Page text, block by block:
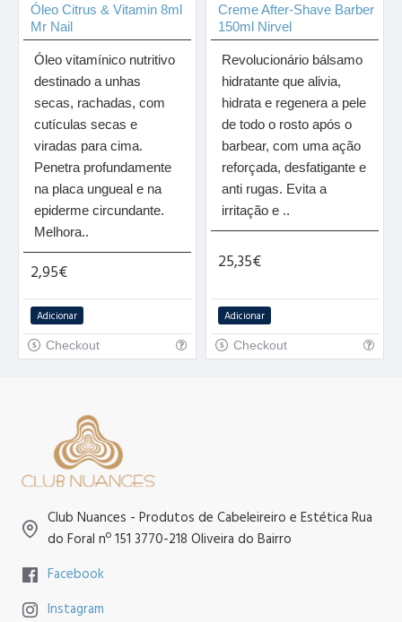
Óleo Citrus & Vitamin 8ml
Mr Nail
Óleo vitamínico nutritivo
destinado a unhas
secas, rachadas, com
cutículas secas e
viradas para cima.
Penetra profundamente
na placa ungueal e na
epiderme circundante.
Melhora..
2,95€
Adicionar
Checkout
Creme After-Shave Barber
150ml Nirvel
Revolucionário bálsamo
hidratante que alivia,
hidrata e regenera a pele
de todo o rosto após o
barbear, com uma ação
reforçada, desfatigante e
anti rugas. Evita a
irritação e ..
25,35€
Adicionar
Checkout
Club Nuances - Produtos de Cabeleireiro e Estética Rua
do Foral nº 151 3770-218 Oliveira do Bairro
Facebook
Instagram